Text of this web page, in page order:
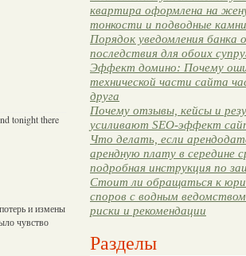
квартира оформлена на
тонкости и подводные камни
Порядок уведомления банка
последствия для обоих
Эффект домино: Почему
технической части сайта
друга
Почему отзывы, кейсы и
усиливают SEO-эффект
Что делать, если
арендную плату в середине
подробная инструкция по
Стоит ли обращаться к
споров с водным
риски и рекомендации
Разделы
tonight there
и измены
чувство